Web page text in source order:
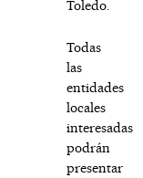
Toledo.
Todas
las
entidades
locales
interesadas
podrán
presentar